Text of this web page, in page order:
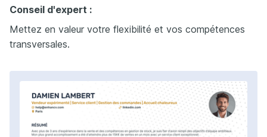
Conseil d'expert :
Mettez en valeur votre flexibilité et vos compétences
transversales.